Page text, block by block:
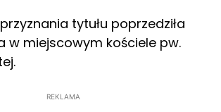
tytułu poprzedziła
w miejscowym kościele pw.
REKLAMA